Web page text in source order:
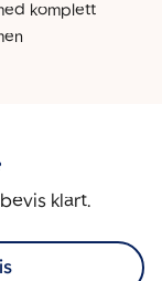
komplett
klart.